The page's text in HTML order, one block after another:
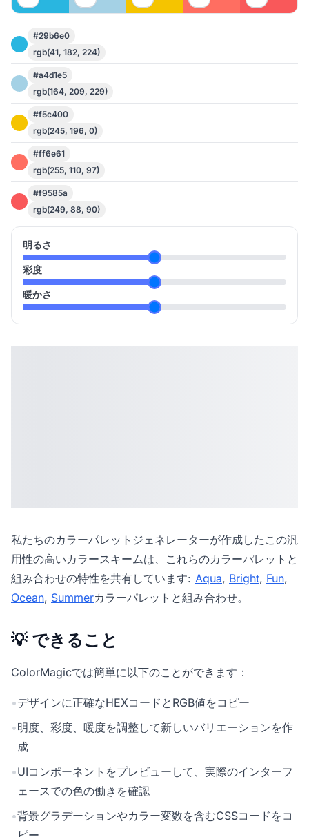
#29b6e0
rgb(41, 182, 224)
#a4d1e5
rgb(164, 209, 229)
#f5c400
rgb(245, 196, 0)
#ff6e61
rgb(255, 110, 97)
#f9585a
rgb(249, 88, 90)
明るさ
彩度
暖かさ
私たちのカラーパレットジェネレーターが作成したこの汎
用性の高いカラースキームは、これらのカラーパレットと
組み合わせの特性を共有しています: Aqua, Bright, Fun,
Ocean, Summerカラーパレットと組み合わせ。
💡 できること
ColorMagicでは簡単に以下のことができます：
•デザインに正確なHEXコードとRGB値をコピー
•明度、彩度、暖度を調整して新しいバリエーションを作
成
•UIコンポーネントをプレビューして、実際のインターフ
ェースでの色の働きを確認
•背景グラデーションやカラー変数を含むCSSコードをコ